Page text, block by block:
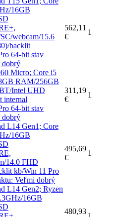
16GB
webcam/15.6
backlit
64-bit stav
dobrý
562,11
€
1
Micro; Core i5
RAM/256GB
Intel UHD
internal
64-bit stav
dobrý
311,19
€
1
L14 Gen1; Core
16GB
14.0 FHD
kb/Win 11 Pro
Veľmi dobrý
495,69
€
1
L14 Gen2; Ryzen
16GB
480,93